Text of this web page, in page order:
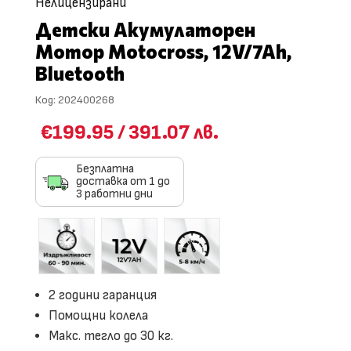
Нелицензирани
Детски Акумулаторен
Мотор Motocross, 12V/7Ah,
Bluetooth
Код: 202400268
€199.95/391.07 лв.
Безплатна
доставка от 1 до
3 работни дни
2 години гаранция
Помощни колела
Макс. тегло до 30 кг.